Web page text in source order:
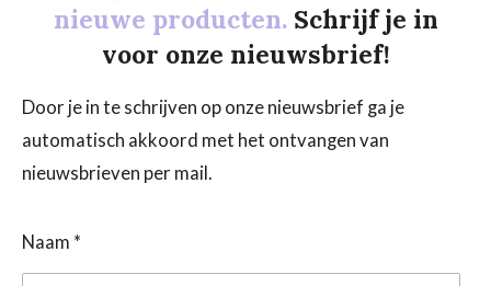
nieuwe producten. Schrijf je in
voor onze nieuwsbrief!
Door je in te schrijven op onze nieuwsbrief ga je
automatisch akkoord met het ontvangen van
nieuwsbrieven per mail.
Naam *